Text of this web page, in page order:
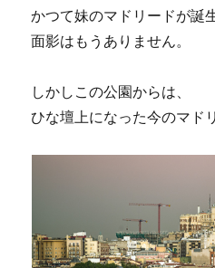
かつて妹のマドリードが誕
面影はもうありません。
しかしこの公園からは、
ひな壇上になった今のマド